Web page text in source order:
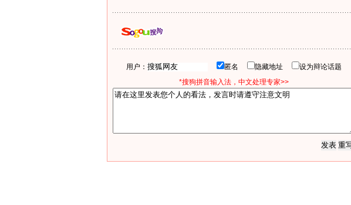
用户： 匿名 隐藏地址
设为辩论话题
*搜狗拼音输入法，中文处理专家>>